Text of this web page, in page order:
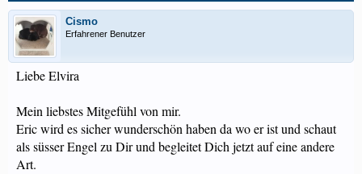
Cismo
Erfahrener Benutzer
Liebe Elvira
Mein liebstes Mitgefühl von mir.
Eric wird es sicher wunderschön haben da wo er ist und schaut
als süsser Engel zu Dir und begleitet Dich jetzt auf eine andere
Art.